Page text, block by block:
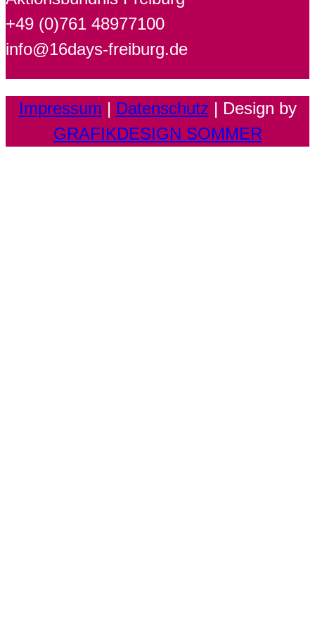
+49 (0)761 48977100
info@16days-freiburg.de
Impressum | Datenschutz | Design by
GRAFIKDESIGN SOMMER